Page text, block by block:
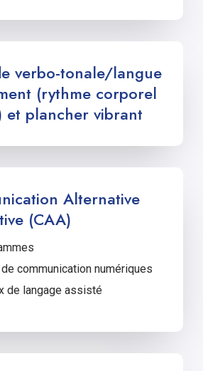
verbo-tonale/langue
(rythme corporel
et plancher vibrant
Alternative
(CAA)
communication numériques
de langage assisté